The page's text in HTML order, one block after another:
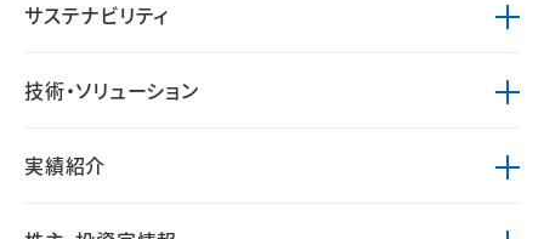
サステナビリティ
技術・ソリューション
実績紹介